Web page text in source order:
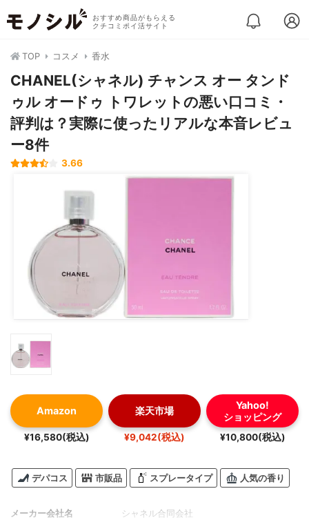
おすすめ商品がもらえる
クチコミポイ活サイト
TOP コスメ 香水
CHANEL(シャネル) チャンス オー タンド
ゥル オードゥ トワレットの悪い口コミ・
評判は？実際に使ったリアルな本音レビュ
ー8件
3.66
Amazon
¥16,580(税込)
楽天市場
¥9,042(税込)
Yahoo!
ショッピング
¥10,800(税込)
デパコス 市販品 スプレータイプ 人気の香り
メーカー会社名 シャネル合同会社